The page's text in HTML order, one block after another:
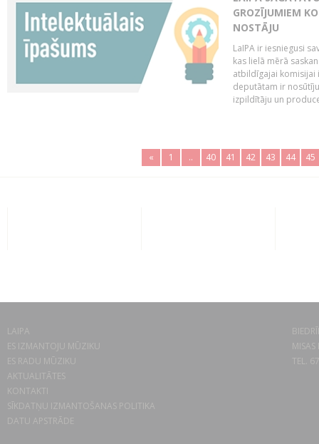
GROZĪJUMIEM
NOSTĀJU
LaIPA ir iesniegusi
kas lielā mērā
atbildīgajai komisijai
deputātam ir
izpildītāju un
« 1 .. 40 41 42 43 44 45
LAIPA
ES IZMANTOJU MŪZIKU
ES RADU MŪZIKU
AKTUALITĀTES
KONTAKTI
SĪKDATŅU IZMANTOŠANAS POLITIKA
DATU APSTRĀDE
TEL.